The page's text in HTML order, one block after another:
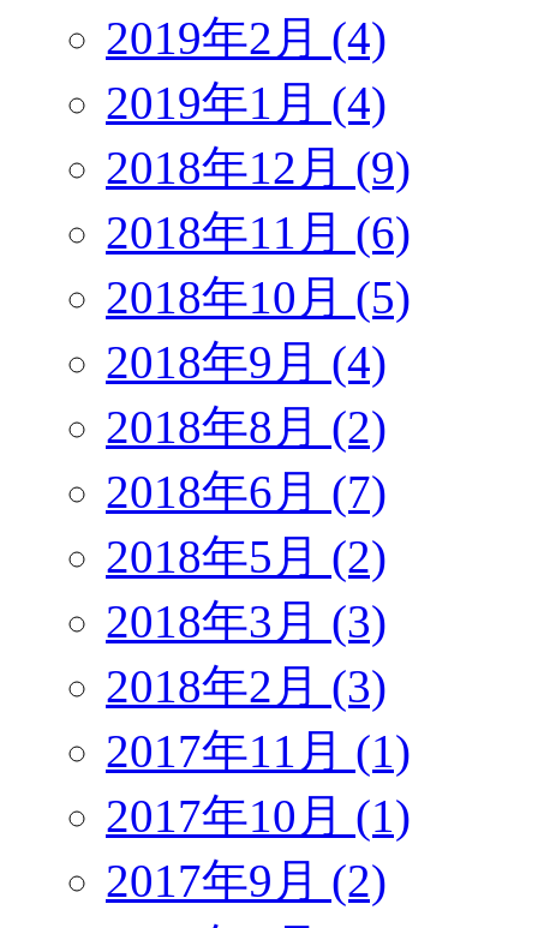
2019年2月 (4)
2019年1月 (4)
2018年12月 (9)
2018年11月 (6)
2018年10月 (5)
2018年9月 (4)
2018年8月 (2)
2018年6月 (7)
2018年5月 (2)
2018年3月 (3)
2018年2月 (3)
2017年11月 (1)
2017年10月 (1)
2017年9月 (2)